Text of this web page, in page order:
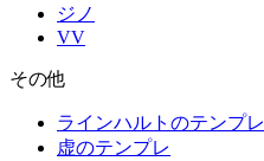
ジノ
VV
その他
ラインハルトのテンプレ
虚のテンプレ